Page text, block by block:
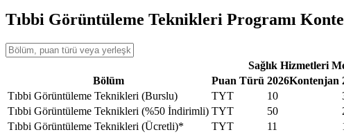
Tıbbi Görüntüleme Teknikleri Programı
Sağlık Hizmetleri
Bölüm
Puan Türü 2026Kontenjan
Tıbbi Görüntüleme Teknikleri (Burslu)
TYT 10
Tıbbi Görüntüleme Teknikleri (%50 İndirimli) TYT 50
Tıbbi Görüntüleme Teknikleri (Ücretli)*
TYT 11